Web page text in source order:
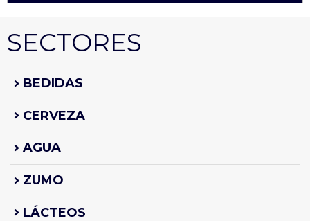
SECTORES
BEDIDAS
CERVEZA
AGUA
ZUMO
LÁCTEOS